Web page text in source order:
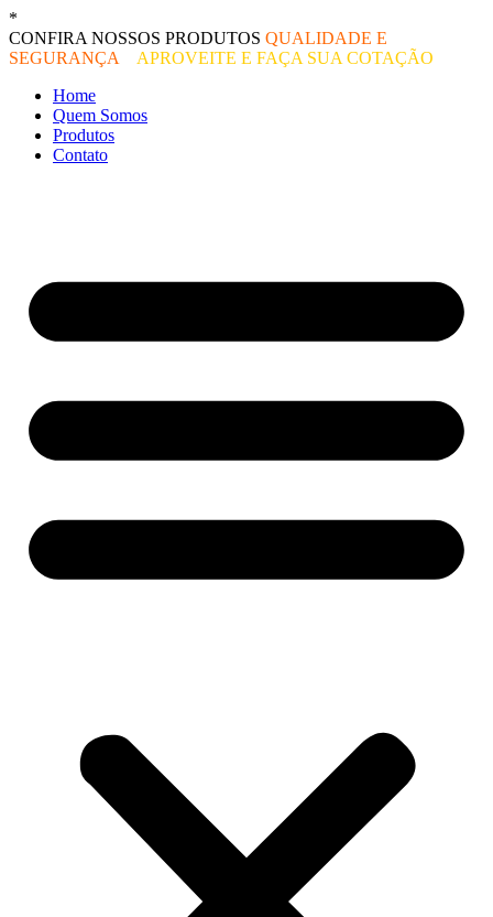
Ir
para
o
*
CONFIRA NOSSOS PRODUTOS QUALIDADE E
SEGURANÇA
APROVEITE E FAÇA SUA COTAÇÃO
Home
Quem Somos
Produtos
Contato